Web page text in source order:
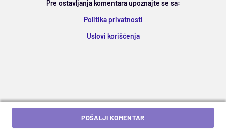
Pre ostavljanja komentara upoznajte se sa:
Politika privatnosti
Uslovi korišćenja
POŠALJI KOMENTAR